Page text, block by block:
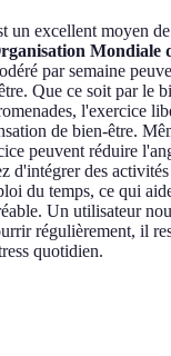
un excellent moyen
Mondiale
par semaine
Que ce soit par le
l'exercice
de bien-être.
peuvent réduire
d'intégrer des
du temps, ce qui
Un utilisateur
régulièrement, il
quotidien.